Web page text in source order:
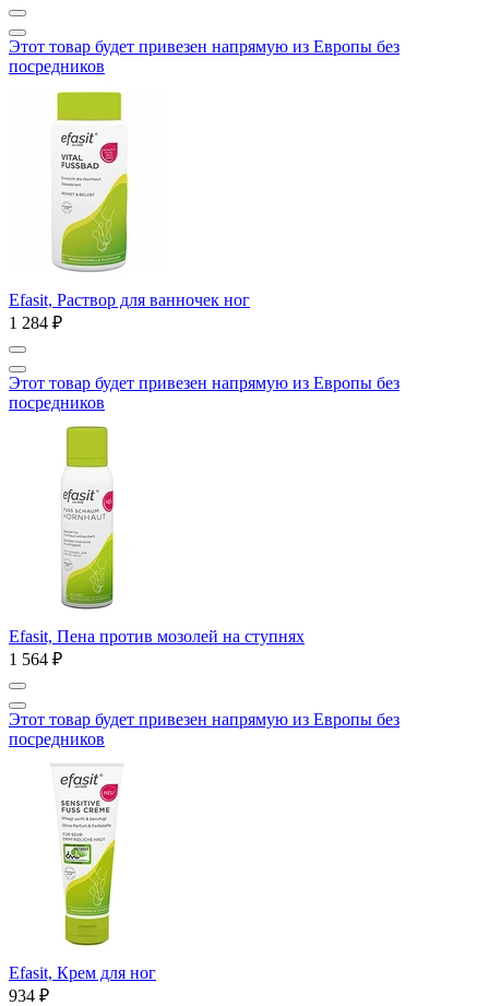
Этот товар будет привезен напрямую из Европы без
посредников
Efasit, Раствор для ванночек ног
1 284 ₽
Этот товар будет привезен напрямую из Европы без
посредников
Efasit, Пена против мозолей на ступнях
1 564 ₽
Этот товар будет привезен напрямую из Европы без
посредников
Efasit, Крем для ног
934 ₽